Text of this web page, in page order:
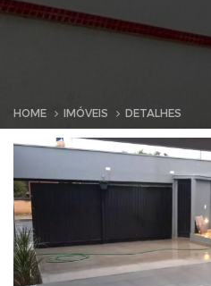
HOME IMÓVEIS DETALHES